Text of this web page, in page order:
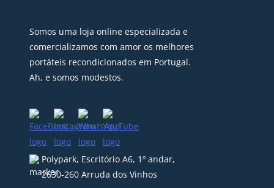
Somos uma loja online especializada e
comercializamos com amor os melhores
portáteis recondicionados em Portugal.
Ah, e somos modestos.
Polypark, Escritório A6, 1º andar,
2630-260 Arruda dos Vinhos